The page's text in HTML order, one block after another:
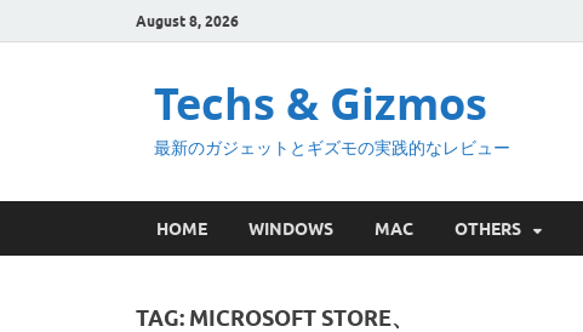
August 8, 2026
Techs & Gizmos
最新のガジェットとギズモの実践的なレビュー
HOME WINDOWS MAC OTHERS
TAG: MICROSOFT STORE、